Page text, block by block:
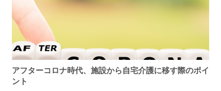
アフターコロナ時代、施設から自宅介護に移す際のポイ
ント